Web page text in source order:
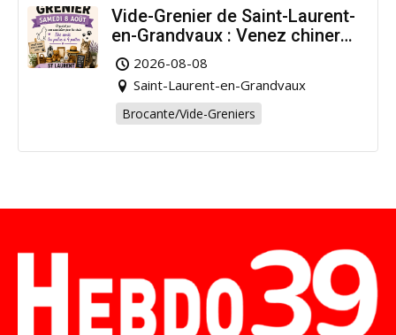
Vide-Grenier de Saint-Laurent-
en-Grandvaux : Venez chiner
pour la bonne cause !
2026-08-08
Saint-Laurent-en-Grandvaux
Brocante/Vide-Greniers